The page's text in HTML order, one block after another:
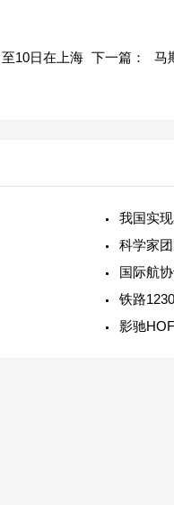
10日在上海 下一篇： 马
我国实
科学家
国际航
铁路
影驰